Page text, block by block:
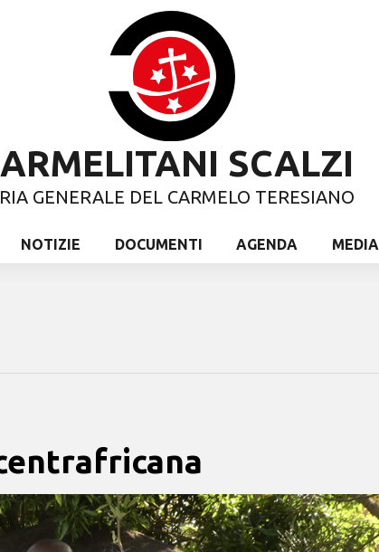
SCALZI
GENERALE DEL CARMELO TERESIANO
NOTIZIE DOCUMENTI AGENDA MEDIA